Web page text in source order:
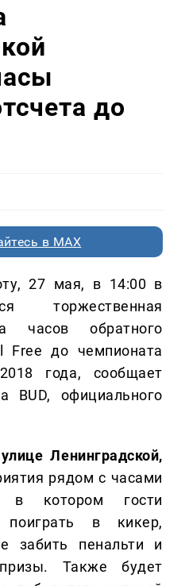
до
в MAX
27 мая, в 14:00 в
торжественная
часов обратного
Free до чемпионата
года, сообщает
BUD, официального
Ленинградской,
рядом с часами
в котором гости
поиграть в кикер,
забить пенальти и
Также будет